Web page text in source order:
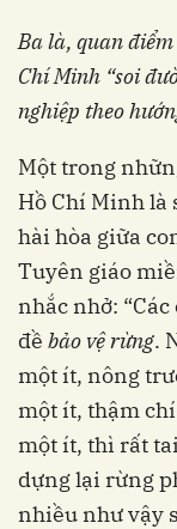
Ba là, quan
Chí Minh “soi
nghiệp theo
Một trong
Hồ Chí Minh là
hài hòa giữa
Tuyên giáo
nhắc nhở:
đề bảo vệ rừng.
một ít, nông
một ít, thậm
một ít, thì rất
dựng lại rừng
nhiều như vậy